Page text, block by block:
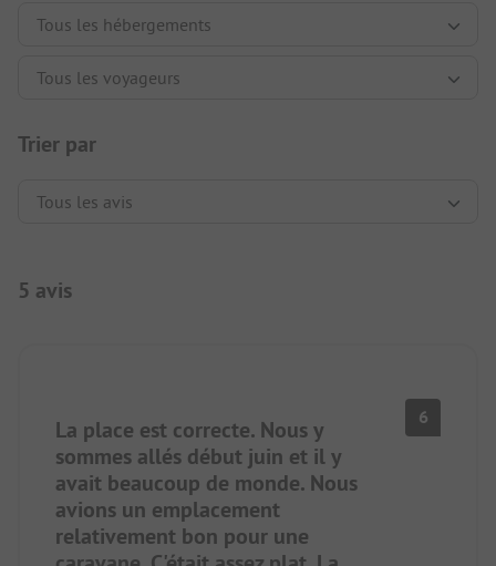
Trier par
5 avis
La place est correcte. Nous y
sommes allés début juin et il y
avait beaucoup de monde. Nous
avions un emplacement
relativement bon pour une
6